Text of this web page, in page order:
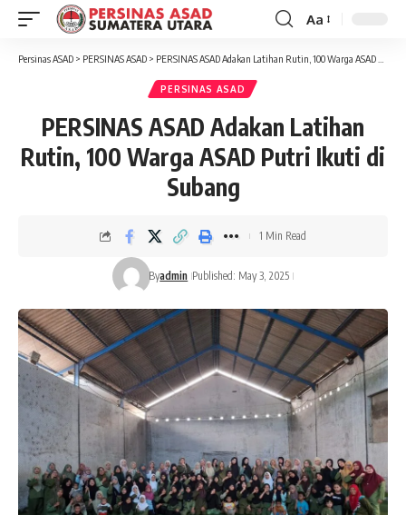
Font
Resizer
Aa
Persinas ASAD > PERSINAS ASAD > PERSINAS ASAD Adakan Latihan Rutin, 100 Warga ASAD Putri Ikuti di Subang
PERSINAS ASAD
PERSINAS ASAD Adakan Latihan
Rutin, 100 Warga ASAD Putri Ikuti di
Subang
Byadmin Published: May 3, 2025
1 Min Read